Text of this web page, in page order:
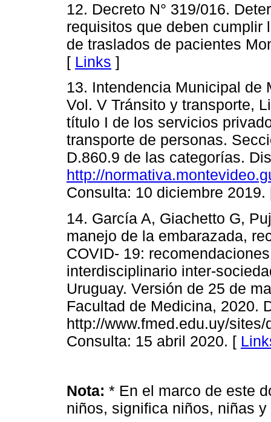
12. Decreto N° 319/016.
requisitos que deben cumplir
de traslados de pacientes
[ Links ]
13. Intendencia Municipal de
Vol. V Tránsito y transporte,
título I de los servicios
transporte de personas.
D.860.9 de las categorías.
http://
Consulta: 10 diciembre
14. García A, Giachetto G,
manejo de la embarazada,
COVID- 19:
interdisciplinario inter-
Uruguay. Versión de 25 de
Facultad de Medicina, 2020.
http://www.fmed.edu.uy/
Consulta: 15 abril 2020. [
Nota: * En el marco de este
niños, significa niños, niñas